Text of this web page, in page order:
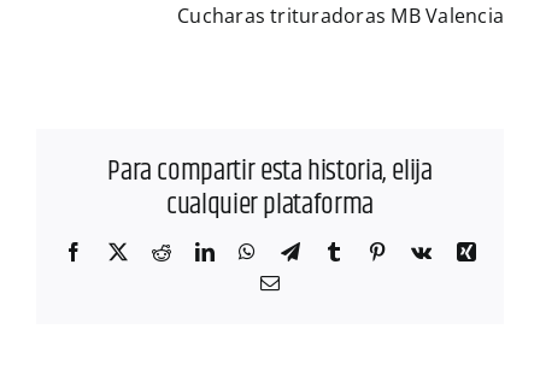
Cucharas trituradoras MB Valencia
Para compartir esta historia, elija
cualquier plataforma
Facebook
X RedditLinkedInWhatsApp
TelegramTumblr Pinterest
Vk
Xing
Correo